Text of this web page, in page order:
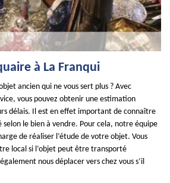
à La Franqui
ancien qui ne vous sert plus ? Avec
vous pouvez obtenir une estimation
délais. Il est en effet important de connaître
le bien à vendre. Pour cela, notre équipe
de réaliser l’étude de votre objet. Vous
local si l’objet peut être transporté
nous déplacer vers chez vous s’il